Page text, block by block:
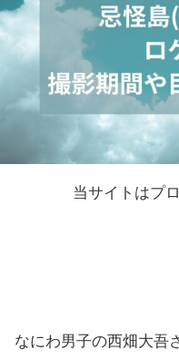
当サイトはプ
なにわ男子の西畑大吾